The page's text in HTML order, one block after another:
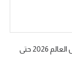
ترتيب هدافين كأس العالم 2026 حتى